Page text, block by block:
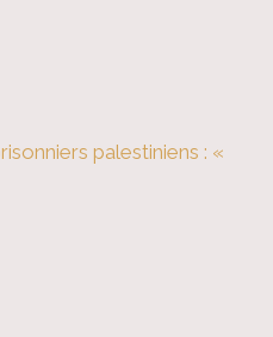
palestiniens : «